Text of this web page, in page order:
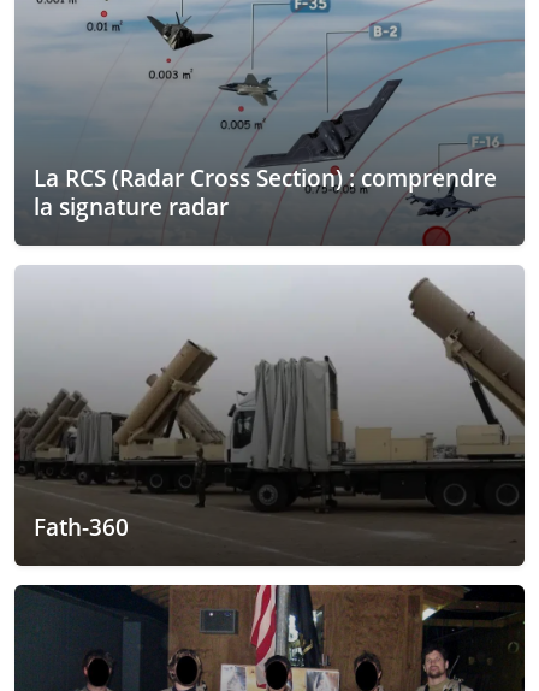
La RCS (Radar Cross Section) : comprendre
la signature radar
Fath-360